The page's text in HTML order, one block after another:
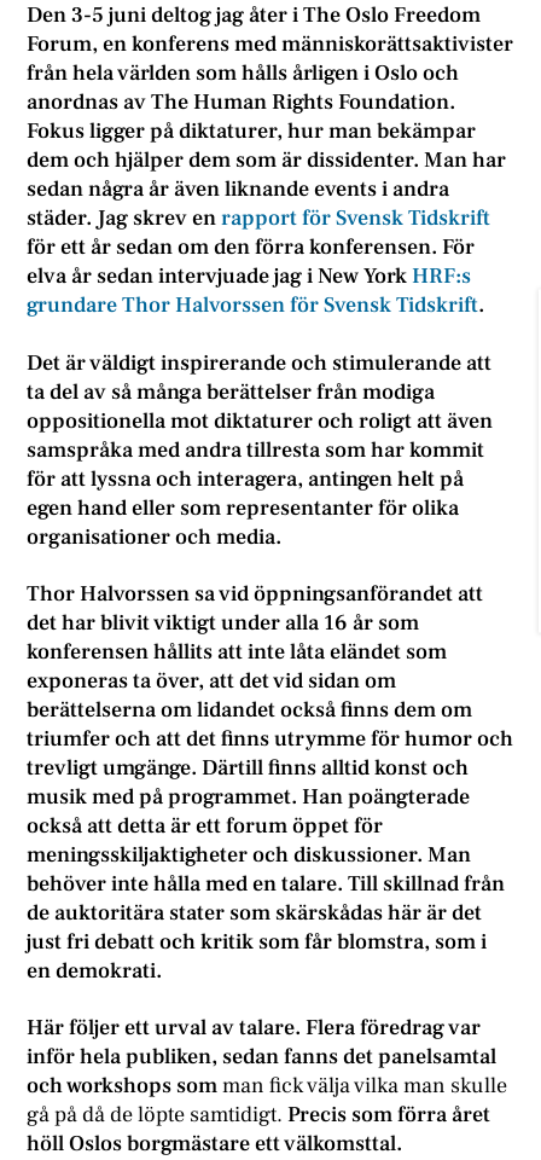
Den 3-5 juni deltog jag åter i The Oslo Freedom
Forum, en konferens med människorättsaktivister
från hela världen som hålls årligen i Oslo och
anordnas av The Human Rights Foundation.
Fokus ligger på diktaturer, hur man bekämpar
dem och hjälper dem som är dissidenter. Man har
sedan några år även liknande events i andra
städer. Jag skrev enrapport för Svensk Tidskrift
för ett år sedan om den förra konferensen. För
elva år sedan intervjuade jag i New YorkHRF:s
grundare Thor Halvorssen för Svensk Tidskrift.
Det är väldigt inspirerande och stimulerande att
ta del av så många berättelser från modiga
oppositionella mot diktaturer och roligt att även
samspråka med andra tillresta som har kommit
för att lyssna och interagera, antingen helt på
egen hand eller som representanter för olika
organisationer och media.
Thor Halvorssen sa vid öppningsanförandet att
det har blivit viktigt under alla 16 år som
konferensen hållits att inte låta eländet som
exponeras ta över, att det vid sidan om
berättelserna om lidandet också finns dem om
triumfer och att det finns utrymme för humor och
trevligt umgänge. Därtill finns alltid konst och
musik med på programmet. Han poängterade
också att detta är ett forum öppet för
meningsskiljaktigheter och diskussioner. Man
behöver inte hålla med en talare. Till skillnad från
de auktoritära stater som skärskådas här är det
just fri debatt och kritik som får blomstra, som i
en demokrati.
Här följer ett urval av talare. Flera föredrag var
inför hela publiken, sedan fanns det panelsamtal
och workshops somman fick välja vilka man skulle
gå på då de löpte samtidigt. Precis som förra året
höll Oslos borgmästare ett välkomsttal.